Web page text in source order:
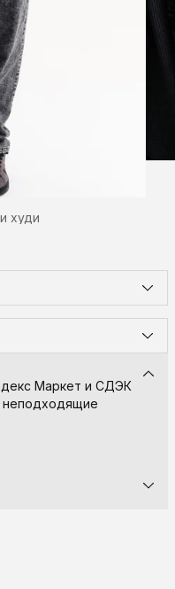
худи
Маркет и СДЭК
неподходящие